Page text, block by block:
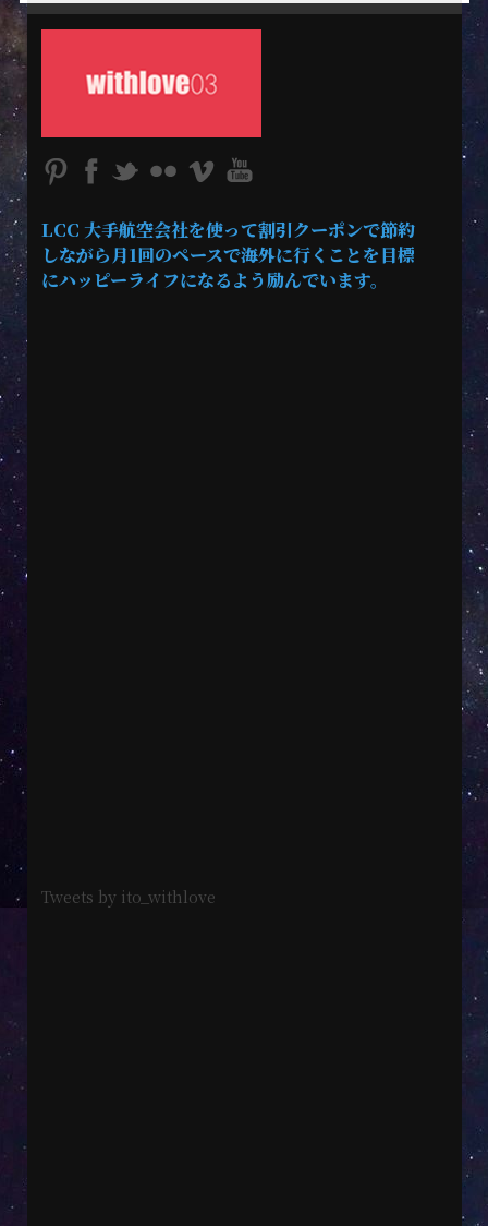
LCC 大手航空会社を使って割引クーポンで節約
しながら月1回のペースで海外に行くことを目標
にハッピーライフになるよう励んでいます。
Tweets by ito_withlove